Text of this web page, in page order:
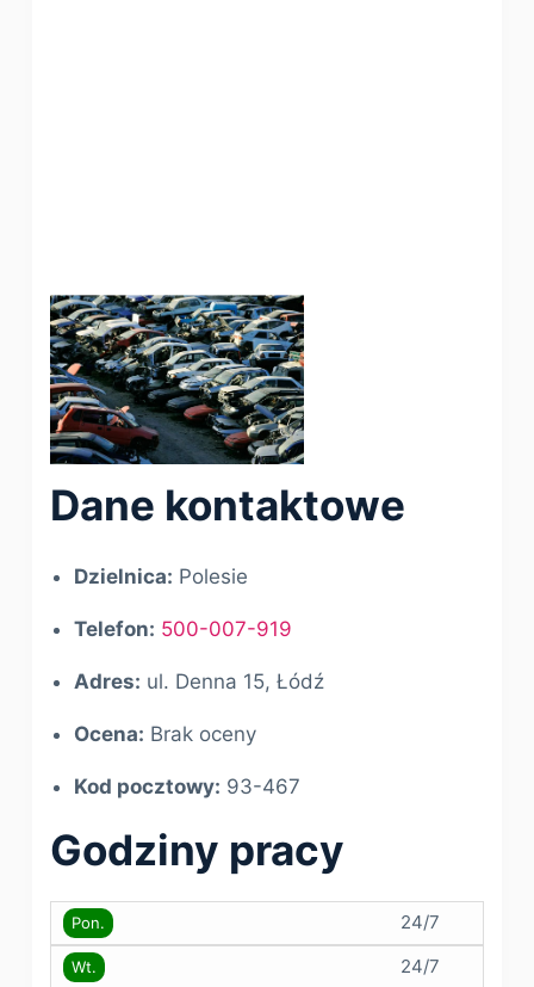
Dane kontaktowe
Dzielnica: Polesie
Telefon: 500-007-919
Adres: ul. Denna 15, Łódź
Ocena: Brak oceny
Kod pocztowy: 93-467
Godziny pracy
Pon. 24/7
Wt. 24/7